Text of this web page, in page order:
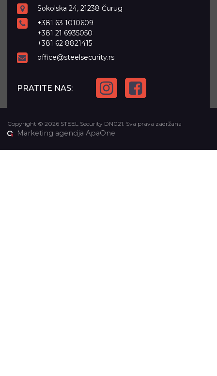
Sokolska 24, 21238 Čurug
+381 63 1010609
+381 21 6935050
+381 62 8821415
office@steelsecurity.rs
PRATITE NAS:
Copyright © 2026 STEEL Security DN021. Sva prava zadržana
Marketing agencija ApaOne